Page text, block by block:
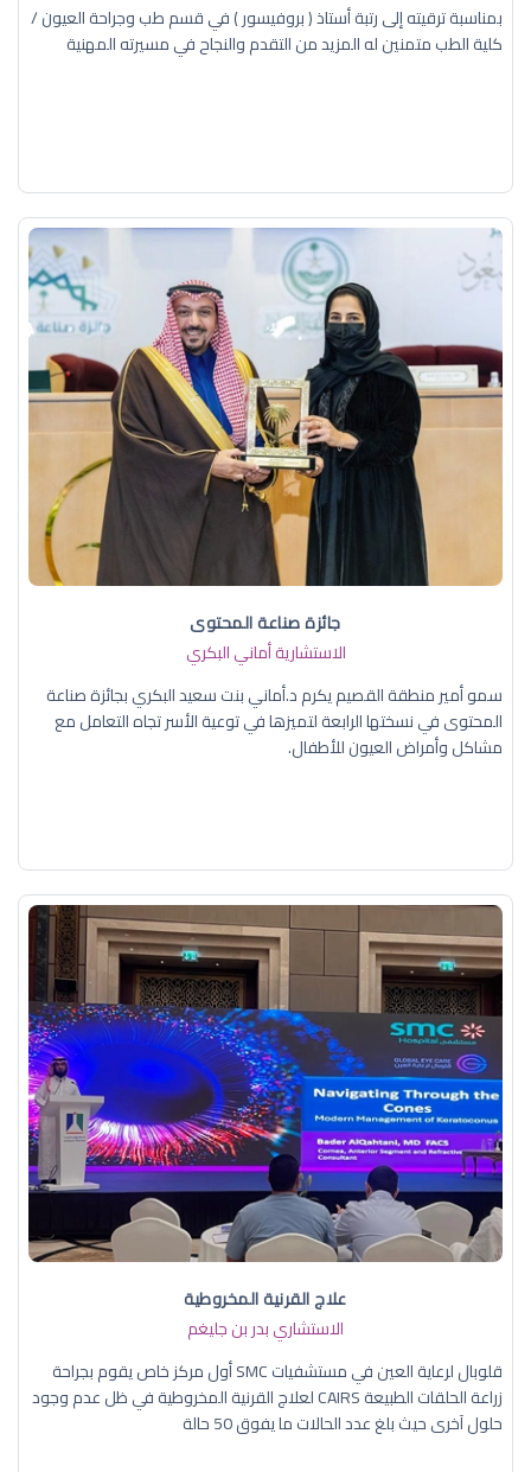
بمناسبة ترقيته إلى رتبة أستاذ ( بروفيسور ) في قسم طب وجراحة العيون /
كلية الطب متمنين له المزيد من التقدم والنجاح في مسيرته المهنية
جائزة صناعة المحتوى
الاستشارية أماني البكري
سمو أمير منطقة القصيم يكرم د.أماني بنت سعيد البكري بجائزة صناعة
المحتوى في نسختها الرابعة لتميزها في توعية الأسر تجاه التعامل مع
مشاكل وأمراض العيون للأطفال.
علاج القرنية المخروطية
الاستشاري بدر بن جليغم
قلوبال لرعاية العين في مستشفيات SMC أول مركز خاص يقوم بجراحة
زراعة الحلقات الطبيعة CAIRS لعلاج القرنية المخروطية في ظل عدم وجود
حلول آخرى حيث بلغ عدد الحالات ما يفوق 50 حالة